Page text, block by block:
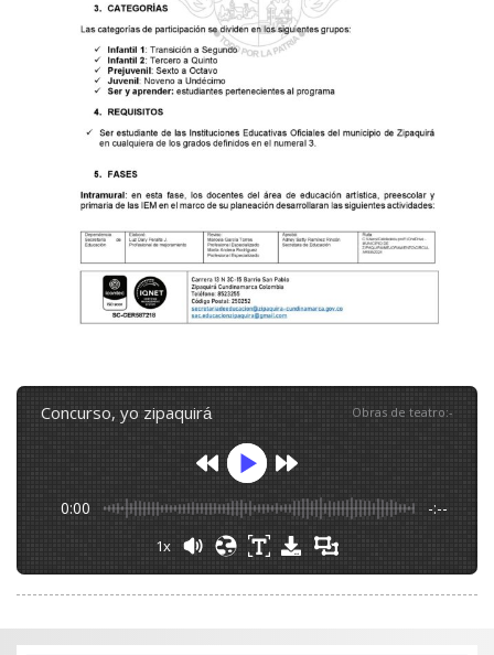
concurso, yo zipaquirá Obras de teatro:-
0:00 -:--
1x